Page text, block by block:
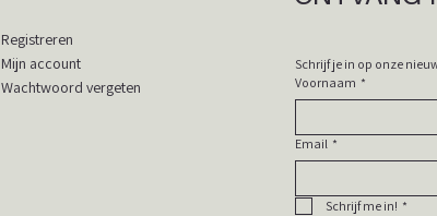
Registreren
Mijn account
Wachtwoord vergeten
Voornaam *
Email *
Schrijf me in! *